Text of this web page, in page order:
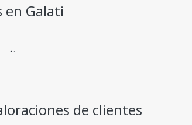
en Galati
de clientes